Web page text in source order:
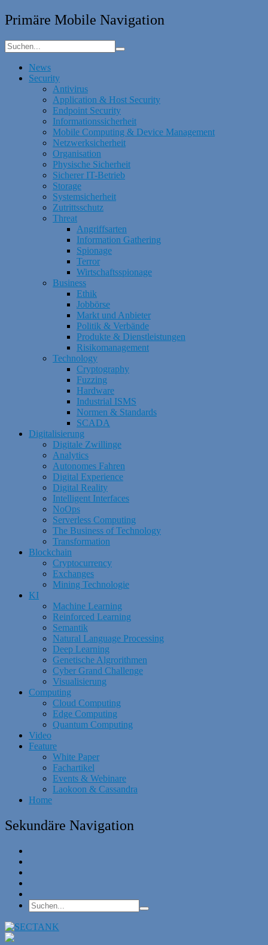
Primäre Mobile Navigation
News
Security
Antivirus
Application & Host Security
Endpoint Security
Informationssicherheit
Mobile Computing & Device Management
Netzwerksicherheit
Organisation
Physische Sicherheit
Sicherer IT-Betrieb
Storage
Systemsicherheit
Zutrittsschutz
Threat
Angriffsarten
Information Gathering
Spionage
Terror
Wirtschaftsspionage
Business
Ethik
Jobbörse
Markt und Anbieter
Politik & Verbände
Produkte & Dienstleistungen
Risikomanagement
Technology
Cryptography
Fuzzing
Hardware
Industrial ISMS
Normen & Standards
SCADA
Digitalisierung
Digitale Zwillinge
Analytics
Autonomes Fahren
Digital Experience
Digital Reality
Intelligent Interfaces
NoOps
Serverless Computing
The Business of Technology
Transformation
Blockchain
Cryptocurrency
Exchanges
Mining Technologie
KI
Machine Learning
Reinforced Learning
Semantik
Natural Language Processing
Deep Learning
Genetische Algrorithmen
Cyber Grand Challenge
Visualisierung
Computing
Cloud Computing
Edge Computing
Quantum Computing
Video
Feature
White Paper
Fachartikel
Events & Webinare
Laokoon & Cassandra
Home
Sekundäre Navigation